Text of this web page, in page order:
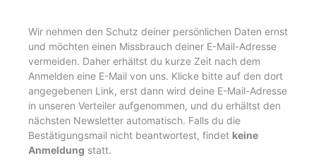
Wir nehmen den Schutz deiner persönlichen Daten ernst
und möchten einen Missbrauch deiner E-Mail-Adresse
vermeiden. Daher erhältst du kurze Zeit nach dem
Anmelden eine E-Mail von uns. Klicke bitte auf den dort
angegebenen Link, erst dann wird deine E-Mail-Adresse
in unseren Verteiler aufgenommen, und du erhältst den
nächsten Newsletter automatisch. Falls du die
Bestätigungsmail nicht beantwortest, findet keine
Anmeldung statt.